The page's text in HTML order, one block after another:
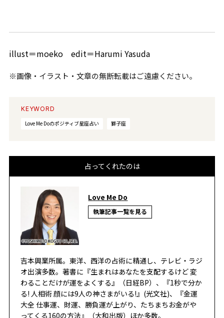
illust＝moeko edit＝Harumi Yasuda
※画像・イラスト・文章の無断転載はご遠慮ください。
KEYWORD
Love Me Doのポジティブ星座占い
獅子座
占ってくれたのは
Love Me Do
執筆記事一覧を見る
吉本興業所属。東洋、西洋の占術に精通し、テレビ・ラジ
オ出演多数。著書に『生まれはあなたを支配するけど 変
わることだけが運をよくする』（日経BP）、『1秒で分か
る! 人相術 顔には9人の神さまがいる!』(光文社)、『金運
大全 仕事運、財運、勝負運が上がり、たちまちお金がや
ってくる160の方法』（大和出版）ほか多数。